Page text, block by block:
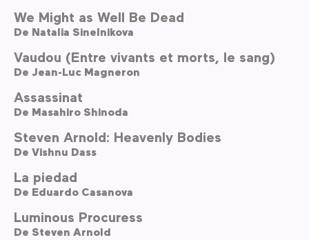
We Might as Well Be Dead
De Natalia Sinelnikova
Vaudou (Entre vivants et morts, le sang)
De Jean-Luc Magneron
Assassinat
De Masahiro Shinoda
Steven Arnold: Heavenly Bodies
De Vishnu Dass
La piedad
De Eduardo Casanova
Luminous Procuress
De Steven Arnold